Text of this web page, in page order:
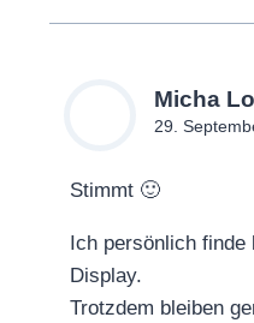
Micha
29.
Stimmt 🙂
Ich persönlich finde
Display.
Trotzdem bleiben